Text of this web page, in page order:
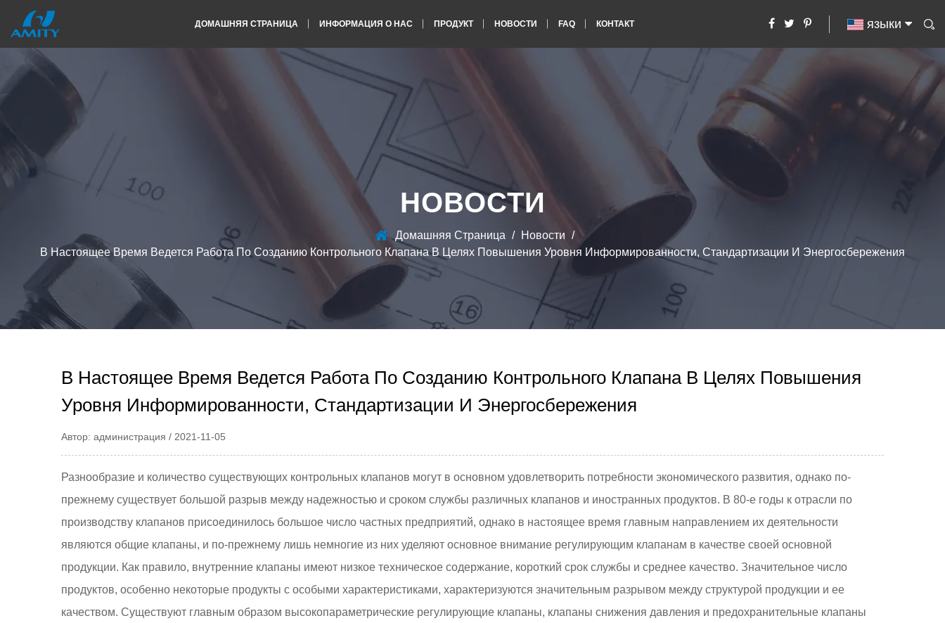
ДОМАШНЯЯ СТРАНИЦА ИНФОРМАЦИЯ О НАС ПРОДУКТ НОВОСТИ FAQ КОНТАКТ языки
НОВОСТИ
Домашняя Страница / Новости /
В Настоящее Время Ведется Работа По Созданию Контрольного Клапана В Целях Повышения Уровня Информированности, Стандартизации И Энергосбережения
В Настоящее Время Ведется Работа По Созданию Контрольного Клапана В Целях Повышения
Уровня Информированности, Стандартизации И Энергосбережения
Автор: администрация / 2021-11-05
Разнообразие и количество существующих контрольных клапанов могут в основном удовлетворить потребности экономического развития, однако по-
прежнему существует большой разрыв между надежностью и сроком службы различных клапанов и иностранных продуктов. В 80-е годы к отрасли по
производству клапанов присоединилось большое число частных предприятий, однако в настоящее время главным направлением их деятельности
являются общие клапаны, и по-прежнему лишь немногие из них уделяют основное внимание регулирующим клапанам в качестве своей основной
продукции. Как правило, внутренние клапаны имеют низкое техническое содержание, короткий срок службы и среднее качество. Значительное число
продуктов, особенно некоторые продукты с особыми характеристиками, характеризуются значительным разрывом между структурой продукции и ее
качеством. Существуют главным образом высокопараметрические регулирующие клапаны, клапаны снижения давления и предохранительные клапаны